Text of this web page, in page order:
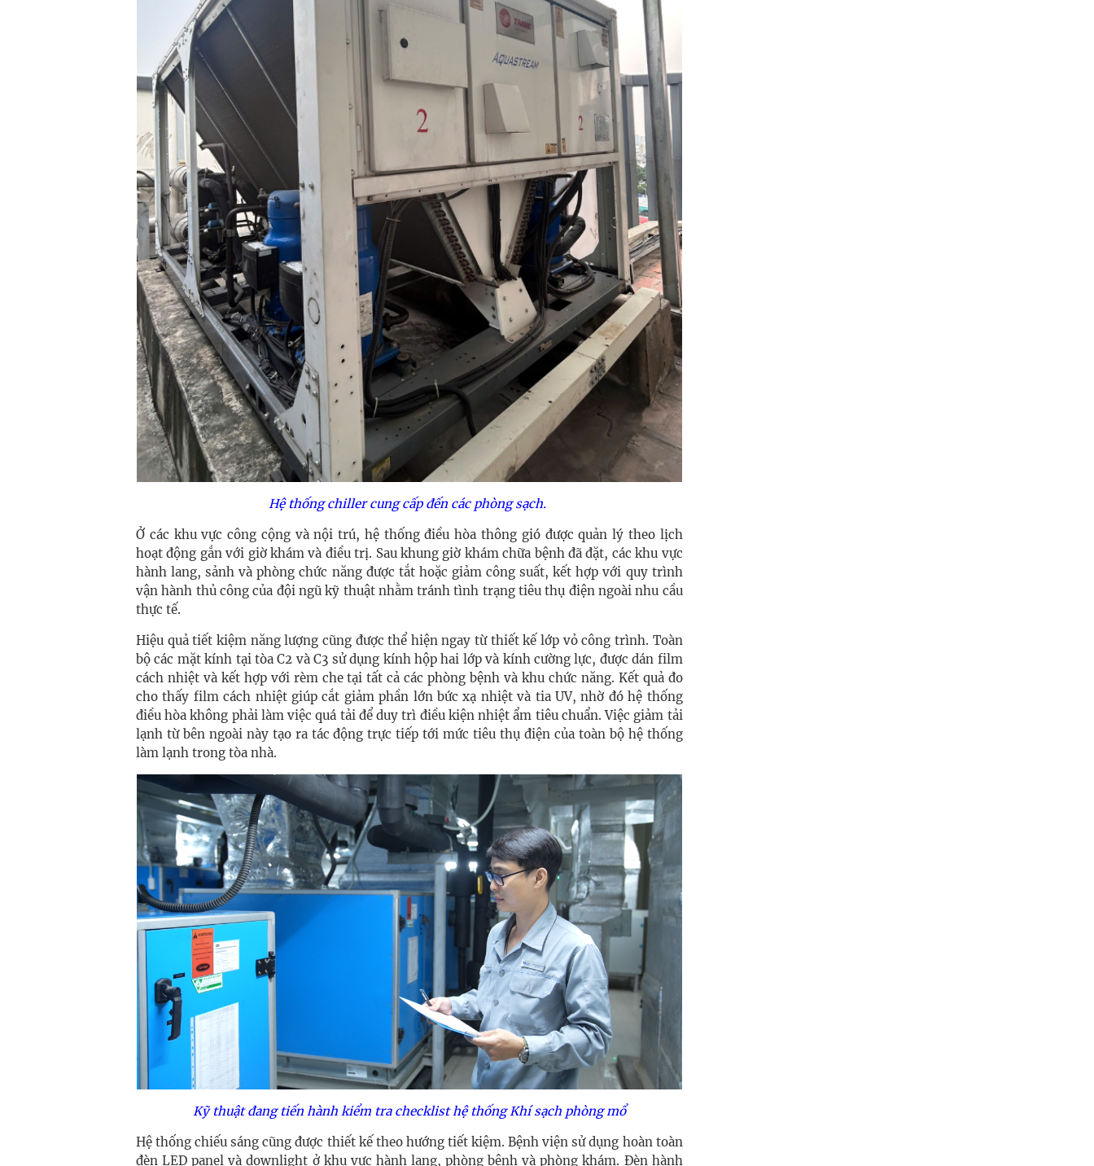
Hệ thống chiller cung cấp đến các phòng sạch.
Ở các khu vực công cộng và nội trú, hệ thống điều hòa thông gió được quản lý theo lịch
hoạt động gắn với giờ khám và điều trị. Sau khung giờ khám chữa bệnh đã đặt, các khu vực
hành lang, sảnh và phòng chức năng được tắt hoặc giảm công suất, kết hợp với quy trình
vận hành thủ công của đội ngũ kỹ thuật nhằm tránh tình trạng tiêu thụ điện ngoài nhu cầu
thực tế.
Hiệu quả tiết kiệm năng lượng cũng được thể hiện ngay từ thiết kế lớp vỏ công trình. Toàn
bộ các mặt kính tại tòa C2 và C3 sử dụng kính hộp hai lớp và kính cường lực, được dán film
cách nhiệt và kết hợp với rèm che tại tất cả các phòng bệnh và khu chức năng. Kết quả đo
cho thấy film cách nhiệt giúp cắt giảm phần lớn bức xạ nhiệt và tia UV, nhờ đó hệ thống
điều hòa không phải làm việc quá tải để duy trì điều kiện nhiệt ẩm tiêu chuẩn. Việc giảm tải
lạnh từ bên ngoài này tạo ra tác động trực tiếp tới mức tiêu thụ điện của toàn bộ hệ thống
làm lạnh trong tòa nhà.
Kỹ thuật đang tiến hành kiểm tra checklist hệ thống Khí sạch phòng mổ
Hệ thống chiếu sáng cũng được thiết kế theo hướng tiết kiệm. Bệnh viện sử dụng hoàn toàn
đèn LED panel và downlight ở khu vực hành lang, phòng bệnh và phòng khám. Đèn hành